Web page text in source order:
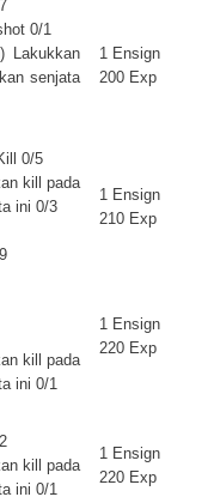
0/1
Lakukkan
senjata
1 Ensign
200 Exp
0/5
kill pada
ini 0/3
1 Ensign
210 Exp
kill pada
ini 0/1
1 Ensign
220 Exp
kill pada
ini 0/1
1 Ensign
220 Exp